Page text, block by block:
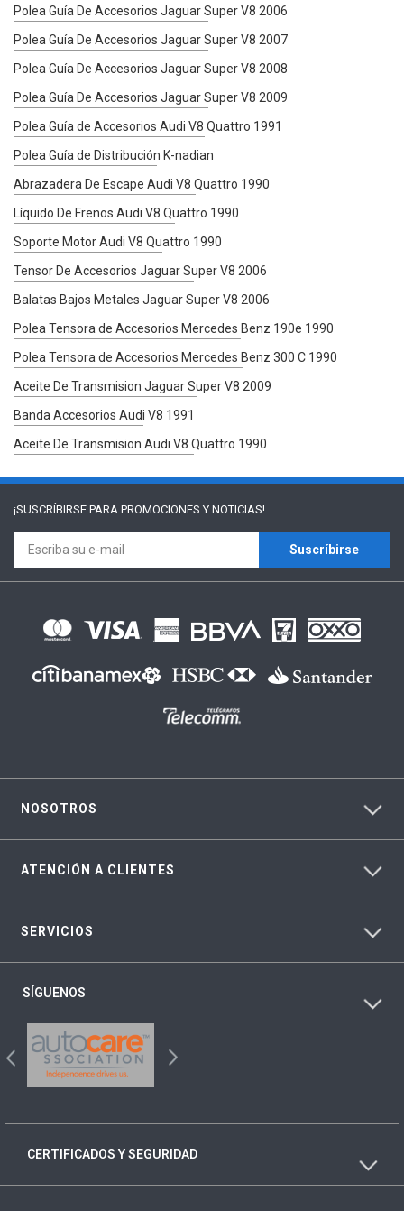
Polea Guía De Accesorios Jaguar Super V8 2006
Polea Guía De Accesorios Jaguar Super V8 2007
Polea Guía De Accesorios Jaguar Super V8 2008
Polea Guía De Accesorios Jaguar Super V8 2009
Polea Guía de Accesorios Audi V8 Quattro 1991
Polea Guía de Distribución K-nadian
Abrazadera De Escape Audi V8 Quattro 1990
Líquido De Frenos Audi V8 Quattro 1990
Soporte Motor Audi V8 Quattro 1990
Tensor De Accesorios Jaguar Super V8 2006
Balatas Bajos Metales Jaguar Super V8 2006
Polea Tensora de Accesorios Mercedes Benz 190e 1990
Polea Tensora de Accesorios Mercedes Benz 300 C 1990
Aceite De Transmision Jaguar Super V8 2009
Banda Accesorios Audi V8 1991
Aceite De Transmision Audi V8 Quattro 1990
¡SUSCRÍBIRSE PARA PROMOCIONES Y NOTICIAS!
Suscríbirse
NOSOTROS
ATENCIÓN A CLIENTES
SERVICIOS
SÍGUENOS
CERTIFICADOS Y SEGURIDAD